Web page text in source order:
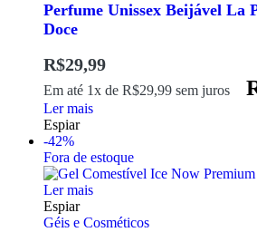
Perfume Unissex Beijável La
Doce
R$29,99
Em até 1x de R$29,99 sem juros
Ler mais
Espiar
-42%
Fora de estoque
Ler mais
Espiar
Géis e Cosméticos